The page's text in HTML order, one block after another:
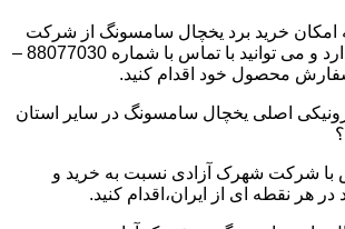
امکان خرید برد یخچال سامسونگ از شرکت
شهرک آزادی وجود دارد و می توانید با تماس با شماره 88077030 –
اصلی یخچال سامسونگ در سایر استان
با شرکت شهرک آزادی نسبت به خرید و
هر نقطه ای از ایران،اقدام کنید.